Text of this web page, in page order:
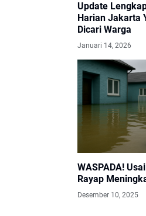
Update
Harian Jakarta
Dicari Warga
Januari 14, 2026
WASPADA!
Rayap
Desember 10, 2025